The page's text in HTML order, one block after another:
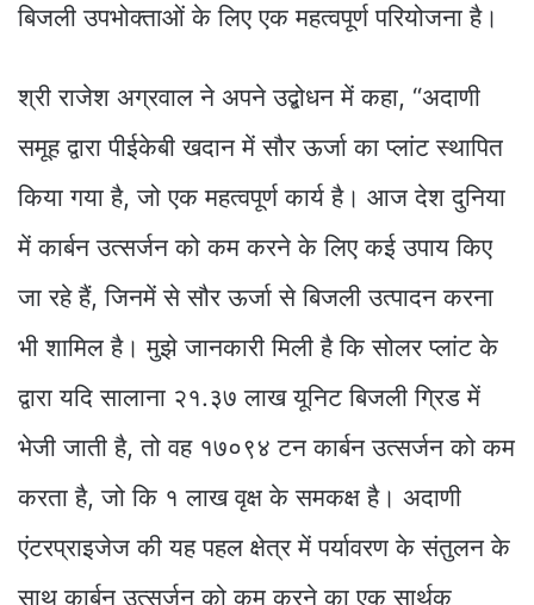
बिजली उपभोक्ताओं के लिए एक महत्वपूर्ण परियोजना है।
श्री राजेश अग्रवाल ने अपने उद्बोधन में कहा, “अदाणी
समूह द्वारा पीईकेबी खदान में सौर ऊर्जा का प्लांट स्थापित
किया गया है, जो एक महत्वपूर्ण कार्य है। आज देश दुनिया
में कार्बन उत्सर्जन को कम करने के लिए कई उपाय किए
जा रहे हैं, जिनमें से सौर ऊर्जा से बिजली उत्पादन करना
भी शामिल है। मुझे जानकारी मिली है कि सोलर प्लांट के
द्वारा यदि सालाना २१.३७ लाख यूनिट बिजली ग्रिड में
भेजी जाती है, तो वह १७०९४ टन कार्बन उत्सर्जन को कम
करता है, जो कि १ लाख वृक्ष के समकक्ष है। अदाणी
एंटरप्राइजेज की यह पहल क्षेत्र में पर्यावरण के संतुलन के
साथ कार्बन उत्सर्जन को कम करने का एक सार्थक